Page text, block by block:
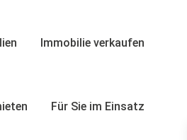
Immobilie verkaufen
Für Sie im Einsatz